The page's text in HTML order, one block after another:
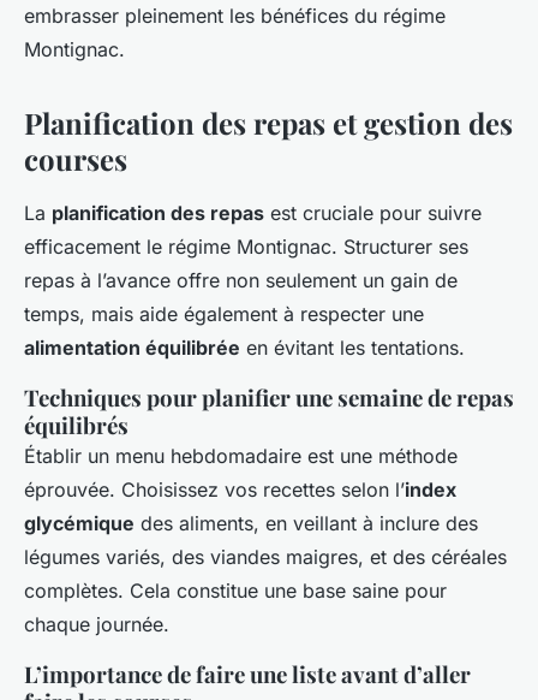
embrasser pleinement les bénéfices du régime
Montignac.
Planification des repas et gestion des
courses
La planification des repas est cruciale pour suivre
efficacement le régime Montignac. Structurer ses
repas à l’avance offre non seulement un gain de
temps, mais aide également à respecter une
alimentation équilibrée en évitant les tentations.
Techniques pour planifier une semaine de repas
équilibrés
Établir un menu hebdomadaire est une méthode
éprouvée. Choisissez vos recettes selon l’index
glycémique des aliments, en veillant à inclure des
légumes variés, des viandes maigres, et des céréales
complètes. Cela constitue une base saine pour
chaque journée.
L’importance de faire une liste avant d’aller